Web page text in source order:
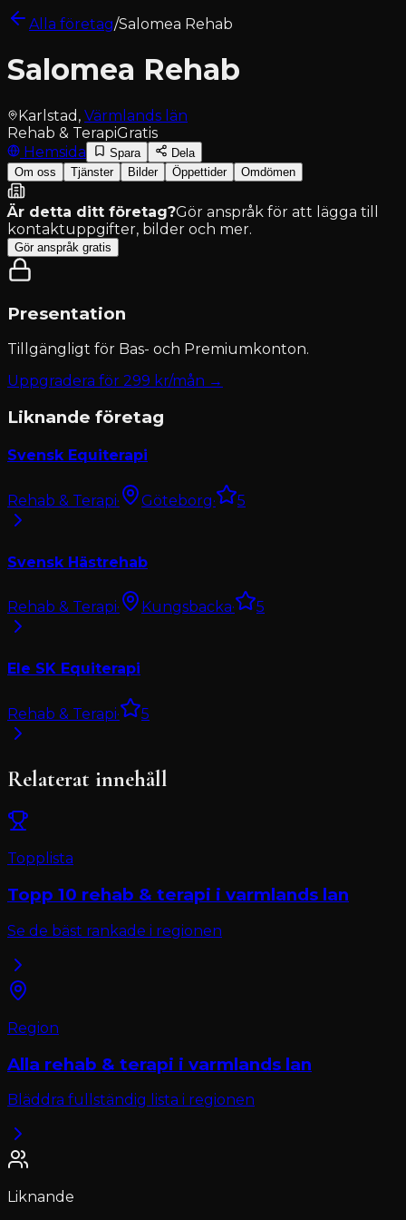
Alla företag/Salomea Rehab
Salomea Rehab
Karlstad , Värmlands län
Rehab & TerapiGratis
Hemsida
Spara
Dela
Om oss
Tjänster Bilder Öppettider Omdömen
Är detta ditt företag?Gör anspråk för att lägga till
kontaktuppgifter, bilder och mer.
Gör anspråk gratis
Presentation
Tillgängligt för Bas- och Premiumkonton.
Uppgradera för 299 kr/mån →
Liknande företag
Svensk Equiterapi
Rehab & Terapi· Göteborg· 5
Svensk Hästrehab
Rehab & Terapi· Kungsbacka· 5
Ele SK Equiterapi
Rehab & Terapi· 5
Relaterat innehåll
Topplista
Topp 10 rehab & terapi i varmlands lan
Se de bäst rankade i regionen
Region
Alla rehab & terapi i varmlands lan
Bläddra fullständig lista i regionen
Liknande